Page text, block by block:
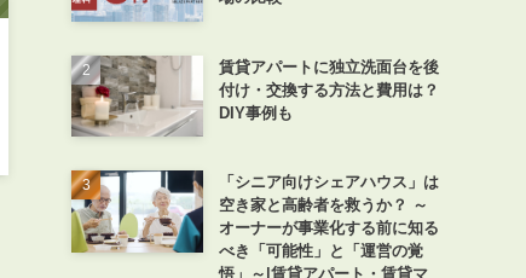
賃貸アパートに独立洗面台を後
付け・交換する方法と費用は？
DIY事例も
「シニア向けシェアハウス」は
空き家と高齢者を救うか？ ～
オーナーが事業化する前に知る
べき「可能性」と「運営の覚
悟」～|賃貸アパート・賃貸マ